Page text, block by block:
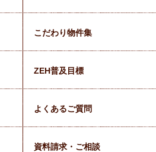
こだわり物件集
ZEH普及目標
よくあるご質問
資料請求・ご相談